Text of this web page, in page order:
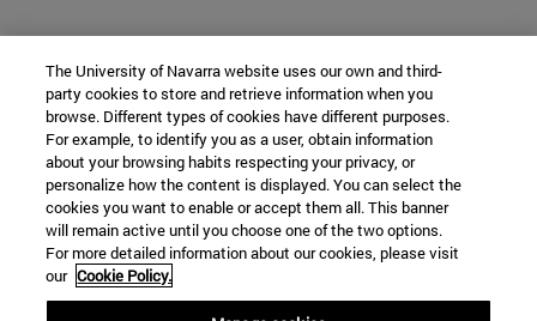
The University of Navarra website uses our own and third-
party cookies to store and retrieve information when you
browse. Different types of cookies have different purposes.
For example, to identify you as a user, obtain information
about your browsing habits respecting your privacy, or
personalize how the content is displayed. You can select the
cookies you want to enable or accept them all. This banner
will remain active until you choose one of the two options.
For more detailed information about our cookies, please visit
our Cookie Policy.